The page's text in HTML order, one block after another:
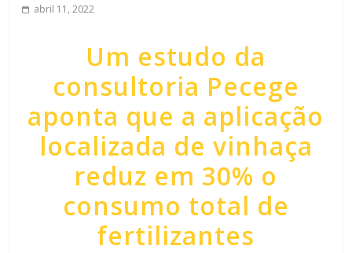
abril 11, 2022
Um estudo da
consultoria Pecege
aponta que a aplicação
localizada de vinhaça
reduz em 30% o
consumo total de
fertilizantes